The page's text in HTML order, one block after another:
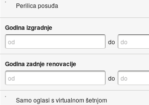
Perilica posuđa
Godina izgradnje
do
Godina zadnje renovacije
do
Samo oglasi s virtualnom šetnjom